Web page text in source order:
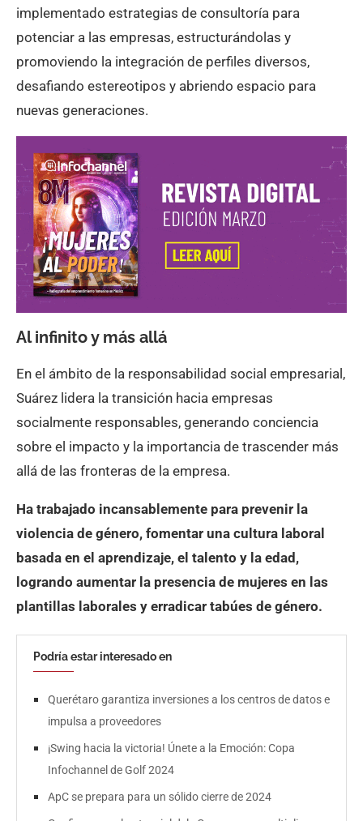
implementado estrategias de consultoría para
potenciar a las empresas, estructurándolas y
promoviendo la integración de perfiles diversos,
desafiando estereotipos y abriendo espacio para
nuevas generaciones.
Al infinito y más allá
En el ámbito de la responsabilidad social empresarial,
Suárez lidera la transición hacia empresas
socialmente responsables, generando conciencia
sobre el impacto y la importancia de trascender más
allá de las fronteras de la empresa.
Ha trabajado incansablemente para prevenir la
violencia de género, fomentar una cultura laboral
basada en el aprendizaje, el talento y la edad,
logrando aumentar la presencia de mujeres en las
plantillas laborales y erradicar tabúes de género.
Podría estar interesado en
Querétaro garantiza inversiones a los centros de datos e
impulsa a proveedores
¡Swing hacia la victoria! Únete a la Emoción: Copa
Infochannel de Golf 2024
ApC se prepara para un sólido cierre de 2024